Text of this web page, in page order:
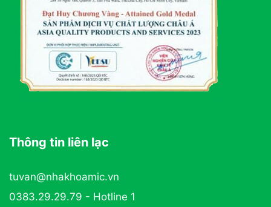
Thông tin liên lạc
tuvan@nhakhoamic.vn
0383.29.29.79 - Hotline 1